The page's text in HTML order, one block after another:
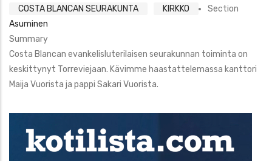
COSTA BLANCAN SEURAKUNTA
KIRKKO
Section
Asuminen
Summary
Costa Blancan evankelisluterilaisen seurakunnan toiminta on
keskittynyt Torreviejaan. Kävimme haastattelemassa kanttori
Maija Vuorista ja pappi Sakari Vuorista.